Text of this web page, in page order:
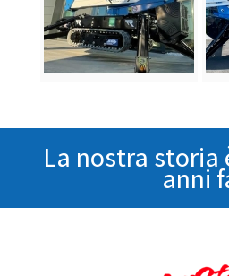
La nostra storia
anni